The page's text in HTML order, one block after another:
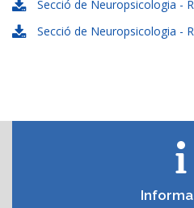
Secció de Neuropsicologia -
Secció de Neuropsicologia -